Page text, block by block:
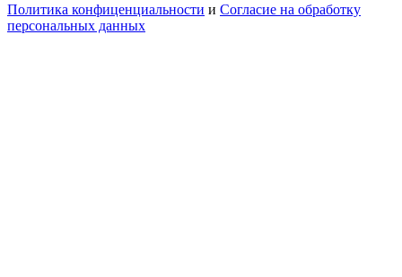
Политика конфиценциальности и Согласие на обработку
персональных данных